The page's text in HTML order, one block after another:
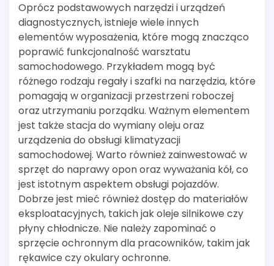
Oprócz podstawowych narzędzi i urządzeń
diagnostycznych, istnieje wiele innych
elementów wyposażenia, które mogą znacząco
poprawić funkcjonalność warsztatu
samochodowego. Przykładem mogą być
różnego rodzaju regały i szafki na narzędzia, które
pomagają w organizacji przestrzeni roboczej
oraz utrzymaniu porządku. Ważnym elementem
jest także stacja do wymiany oleju oraz
urządzenia do obsługi klimatyzacji
samochodowej. Warto również zainwestować w
sprzęt do naprawy opon oraz wyważania kół, co
jest istotnym aspektem obsługi pojazdów.
Dobrze jest mieć również dostęp do materiałów
eksploatacyjnych, takich jak oleje silnikowe czy
płyny chłodnicze. Nie należy zapominać o
sprzęcie ochronnym dla pracowników, takim jak
rękawice czy okulary ochronne.